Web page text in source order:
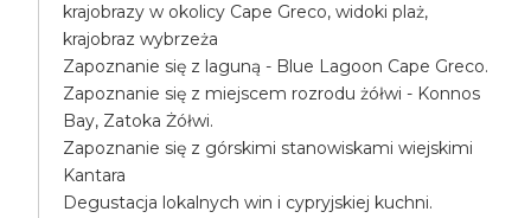
krajobrazy w okolicy Cape Greco, widoki plaż,
krajobraz wybrzeża
Zapoznanie się z laguną - Blue Lagoon Cape Greco.
Zapoznanie się z miejscem rozrodu żółwi - Konnos
Bay, Zatoka Żółwi.
Zapoznanie się z górskimi stanowiskami wiejskimi
Kantara
Degustacja lokalnych win i cypryjskiej kuchni.